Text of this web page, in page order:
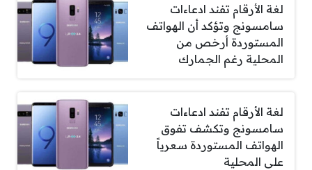
لغة الأرقام تفند ادعاءات
سامسونج وتؤكد أن الهواتف
المستوردة أرخص من
المحلية رغم الجمارك
لغة الأرقام تفند ادعاءات
سامسونج وتكشف تفوق
الهواتف المستوردة سعرياً
على المحلية